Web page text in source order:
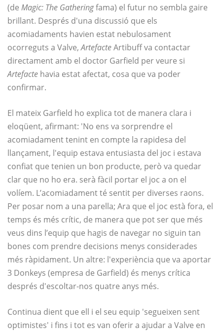
(de Magic: The Gatheringfama) el futur no sembla gaire
brillant. Després d'una discussió que els
acomiadaments havien estat nebulosament
ocorreguts a Valve,ArtefacteArtibuff va contactar
directament amb el doctor Garfield per veure si
Artefacte havia estat afectat, cosa que va poder
confirmar.
El mateix Garfield ho explica tot de manera clara i
eloqüent, afirmant: 'No ens va sorprendre el
acomiadament tenint en compte la rapidesa del
llançament, l'equip estava entusiasta del joc i estava
confiat que tenien un bon producte, però va quedar
clar que no ho era. serà fàcil portar el joc a on el
volíem. L’acomiadament té sentit per diverses raons.
Per posar nom a una parella; Ara que el joc està fora, el
temps és més crític, de manera que pot ser que més
veus dins l’equip que hagis de navegar no siguin tan
bones com prendre decisions menys considerades
més ràpidament. Un altre: l'experiència que va aportar
3 Donkeys (empresa de Garfield) és menys crítica
després d'escoltar-nos quatre anys més.
Continua dient que ell i el seu equip 'segueixen sent
optimistes' i fins i tot es van oferir a ajudar a Valve en